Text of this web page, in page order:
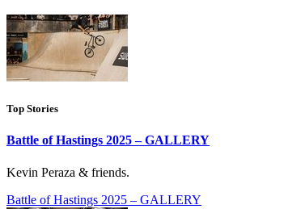
Top Stories
Battle of Hastings 2025 – GALLERY
Kevin Peraza & friends.
Battle of Hastings 2025 – GALLERY